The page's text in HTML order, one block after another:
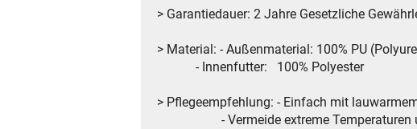
> Garantiedauer: 2 Jahre Gesetzliche
> Material: - Außenmaterial: 100% PU
- Innenfutter: 100% Polyester
> Pflegeempfehlung: - Einfach mit
- Vermeide extreme Temperaturen und